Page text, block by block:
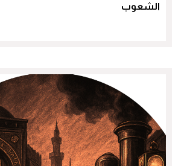
الشعوب